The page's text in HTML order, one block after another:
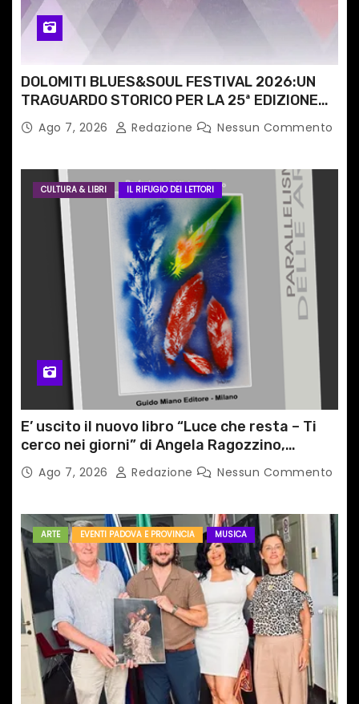
l
DOLOMITI BLUES&SOUL FESTIVAL 2026:UN
TRAGUARDO STORICO PER LA 25ª EDIZIONE
TRA LE CIME PATRIMONIO UNESCO
Ago 7, 2026 Redazione Nessun Commento
CULTURA & LIBRI IL RIFUGIO DEI LETTORI
E’ uscito il nuovo libro “Luce che resta – Ti
cerco nei giorni” di Angela Ragozzino,
medico primario di Capua
Ago 7, 2026 Redazione Nessun Commento
ARTE EVENTI PADOVA E PROVINCIA MUSICA